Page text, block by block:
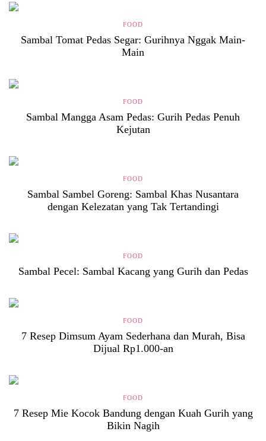
FOOD
Sambal Tomat Pedas Segar: Gurihnya Nggak Main-
Main
FOOD
Sambal Mangga Asam Pedas: Gurih Pedas Penuh
Kejutan
FOOD
Sambal Sambel Goreng: Sambal Khas Nusantara
dengan Kelezatan yang Tak Tertandingi
FOOD
Sambal Pecel: Sambal Kacang yang Gurih dan Pedas
FOOD
7 Resep Dimsum Ayam Sederhana dan Murah, Bisa
Dijual Rp1.000-an
FOOD
7 Resep Mie Kocok Bandung dengan Kuah Gurih yang
Bikin Nagih